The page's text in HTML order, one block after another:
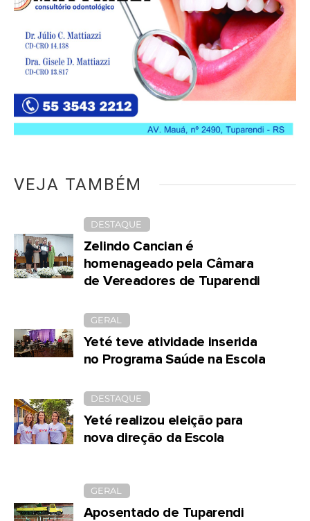
VEJA TAMBÉM
DESTAQUE
Zelindo Cancian é
homenageado pela Câmara
de Vereadores de Tuparendi
GERAL
Yeté teve atividade inserida
no Programa Saúde na Escola
DESTAQUE
Yeté realizou eleição para
nova direção da Escola
GERAL
Aposentado de Tuparendi